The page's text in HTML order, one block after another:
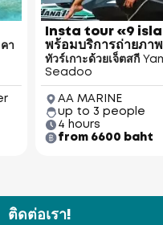
า
Insta tour «9
พร้อมบริการถ่ายภา
ทัวร์เกาะด้วยเจ็ตสกี
Seadoo
AA MARINE
up to 3 people
4 hours
from 6600 baht
ติดต่อเรา!